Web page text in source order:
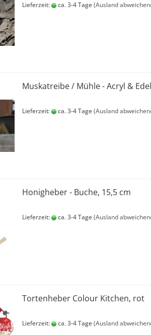
Lieferzeit: ca. 3-4 Tage (Ausland
Muskatreibe / Mühle - Acryl &
Lieferzeit: ca. 3-4 Tage (Ausland
Honigheber - Buche, 15,5 cm
Lieferzeit: ca. 3-4 Tage (Ausland
Tortenheber Colour Kitchen, rot
Lieferzeit: ca. 3-4 Tage (Ausland